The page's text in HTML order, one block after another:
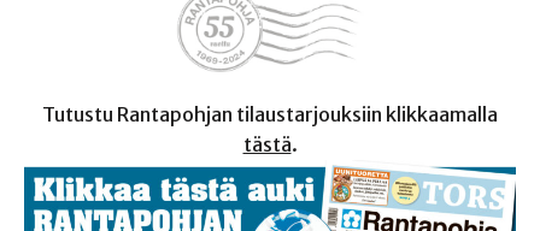
Tutustu Rantapohjan tilaustarjouksiin klikkaamalla
tästä.